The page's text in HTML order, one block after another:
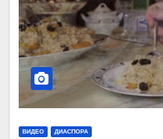
ВИДЕО ДИАСПОРА